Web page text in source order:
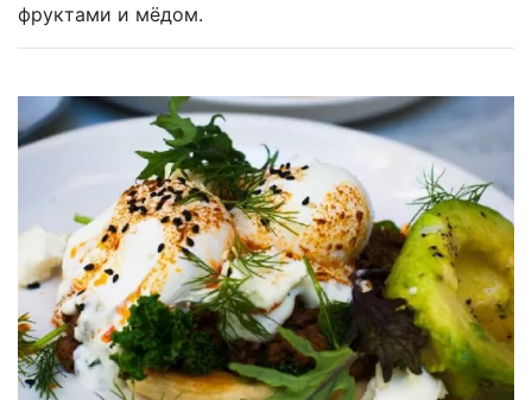
фруктами и мёдом.